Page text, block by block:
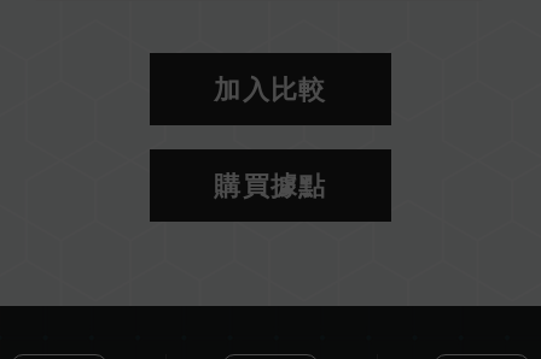
台灣新型專利（證書號：M628748）
中國新型專利（證書號：CN 217135922 U）
S.M.A.R.T. 專利軟體
加入比較
購買據點